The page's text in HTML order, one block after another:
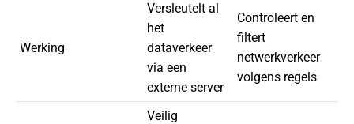
Werking
Versleutelt al
het
dataverkeer
via een
externe server
Controleert en
filtert
netwerkverkeer
volgens regels
Veilig